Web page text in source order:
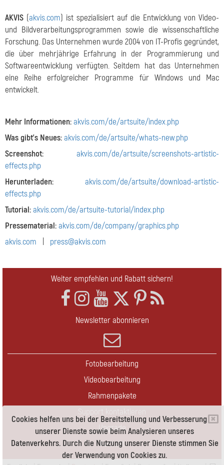
Cookies helfen uns bei der Bereitstellung und Verbesserung
unserer Dienste sowie beim Analysieren unseres
Datenverkehrs. Durch die Nutzung unserer Dienste stimmen Sie
der Verwendung von Cookies zu.
AKVIS (akvis.com) ist spezialisiert auf die Entwicklung von Video-
und Bildverarbeitungsprogrammen sowie die wissenschaftliche
Forschung. Das Unternehmen wurde 2004 von IT-Profis gegründet,
die über mehrjährige Erfahrung in der Programmierung und
Softwareentwicklung verfügten. Seitdem hat das Unternehmen
eine Reihe erfolgreicher Programme für Windows und Mac
entwickelt.
Mehr Informationen:akvis.com/de/artsuite/index.php
Was gibt's Neues:akvis.com/de/artsuite/whats-new.php
Screenshot:
akvis.com/de/artsuite/screenshots-artistic-
effects.php
Herunterladen:
akvis.com/de/artsuite/download-artistic-
effects.php
Tutorial:akvis.com/de/artsuite-tutorial/index.php
Pressematerial:akvis.com/de/company/graphics.php
akvis.com
press@akvis.com
Weiter empfehlen und Rabatt sichern!
Newsletter abonnieren
Fotobearbeitung
Videobearbeitung
Rahmenpakete
Upgrade
Kontakt